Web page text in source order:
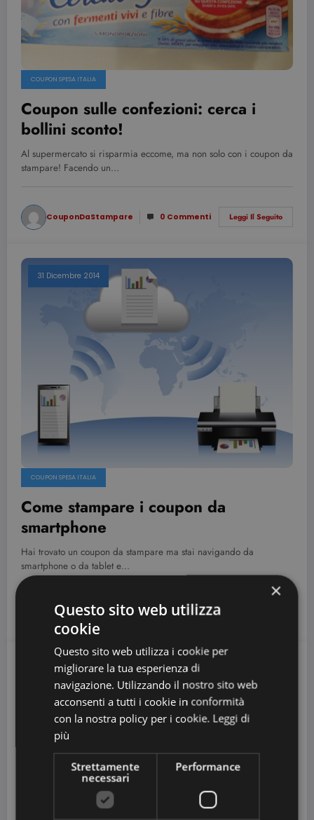
COUPON SPESA ITALIA
Coupon sulle confezioni: cerca i
bollini sconto!
Al supermercato si risparmia eccome, ma non solo con i coupon da
stampare! Facendo un…
CouponDaStampare 0 Commenti Leggi Il Seguito
31 Dicembre 2014
COUPON SPESA ITALIA
Come stampare i coupon da
smartphone
Hai trovato un coupon da stampare ma stai navigando da
smartphone o da tablet e…
CouponDaStampare 2 Commenti
28 Dicembre 2014
×
Questo sito web utilizza
cookie
Questo sito web utilizza i cookie per
migliorare la tua esperienza di
navigazione. Utilizzando il nostro sito web
acconsenti a tutti i cookie in conformità
con la nostra policy per i cookie. Leggi di
più
Strettamente
necessari
Performance